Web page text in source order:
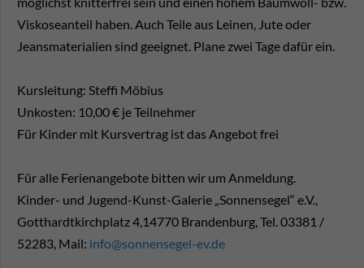
Viskoseanteil haben. Auch Teile aus Leinen, Jute oder
Jeansmaterialien sind geeignet. Plane zwei Tage dafür ein.
Kursleitung: Steffi Möbius
Unkosten: 10,00 € je Teilnehmer
Für Kinder mit Kursvertrag ist das Angebot frei
Für alle Ferienangebote bitten wir um Anmeldung.
Kinder- und Jugend-Kunst-Galerie „Sonnensegel“ e.V.,
Gotthardtkirchplatz 4,14770 Brandenburg, Tel. 03381 /
52283, Mail: info@sonnensegel-ev.de